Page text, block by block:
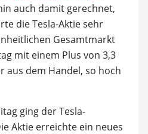
auch damit gerechnet,
die Tesla-Aktie sehr
Gesamtmarkt
mit einem Plus von 3,3
aus dem Handel, so hoch
ging der Tesla-
Aktie erreichte ein neues